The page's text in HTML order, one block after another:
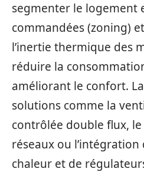
segmenter le logement
commandées (zoning)
l’inertie thermique des
réduire la
améliorant le confort.
solutions comme la
contrôlée double flux,
réseaux ou
chaleur et de